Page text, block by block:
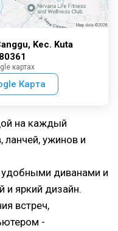
Kec. Kuta
картах
Карта
на каждый
ланчей, ужинов и
удобными диванами и
и яркий дизайн.
встреч,
-